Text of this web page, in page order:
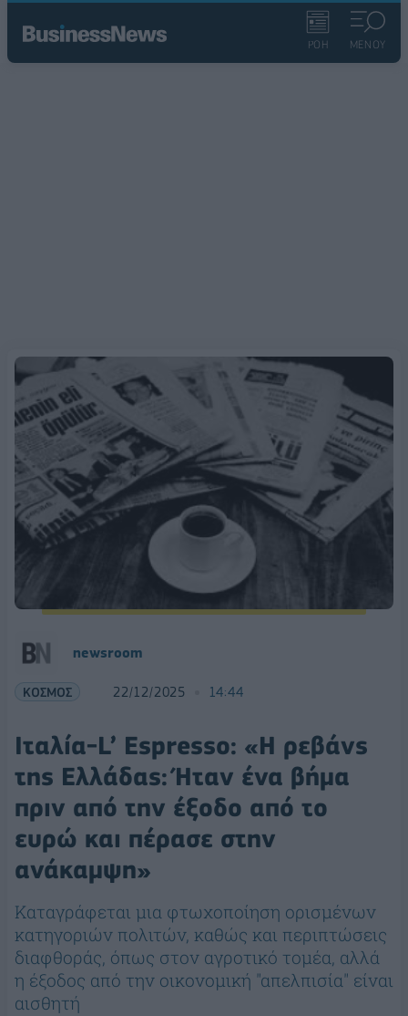
ΡΟΗ ΜΕΝΟΥ
newsroom
ΚΟΣΜΟΣ 22/12/2025 14:44
Ιταλία-L’ Espresso: «Η ρεβάνς
της Ελλάδας: Ήταν ένα βήμα
πριν από την έξοδο από το
ευρώ και πέρασε στην
ανάκαμψη»
Καταγράφεται μια φτωχοποίηση ορισμένων
κατηγοριών πολιτών, καθώς και περιπτώσεις
διαφθοράς, όπως στον αγροτικό τομέα, αλλά
η έξοδος από την οικονομική "απελπισία" είναι
αισθητή